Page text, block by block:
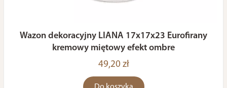
Wazon dekoracyjny LIANA 17x17x23 Eurofirany
kremowy miętowy efekt ombre
49,20 zł